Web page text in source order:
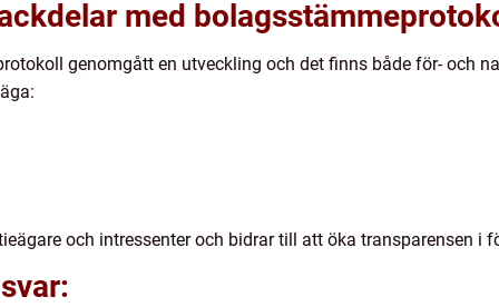
med
genomgått en utveckling och det finns både för- och
och intressenter och bidrar till att öka transparensen i